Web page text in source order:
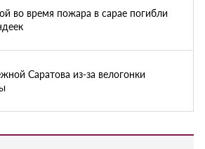
во время пожара в сарае погибли
Саратова из-за велогонки